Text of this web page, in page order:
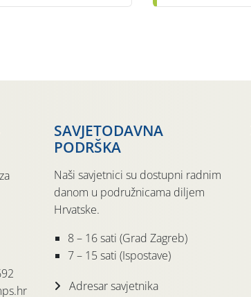
SAVJETODAVNA
PODRŠKA
Naši savjetnici su dostupni radnim
danom u podružnicama diljem
Hrvatske.
8 – 16 sati (Grad Zagreb)
7 – 15 sati (Ispostave)
Adresar savjetnika